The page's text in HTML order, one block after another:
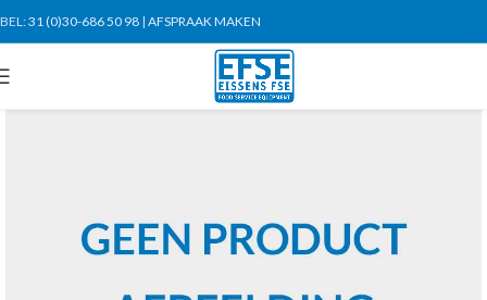
BEL:31 (0)30-686 50 98 | AFSPRAAK MAKEN